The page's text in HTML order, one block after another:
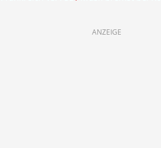
ANZEIGE